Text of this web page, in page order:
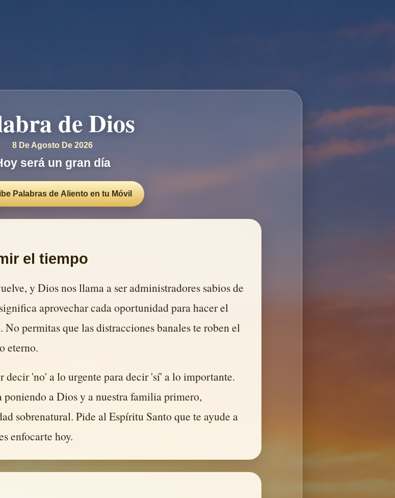
de Dios
8 De Agosto De 2026
será un gran día
Palabras de Aliento en tu Móvil
el tiempo
y Dios nos llama a ser administradores sabios de
aprovechar cada oportunidad para hacer el
permitas que las distracciones banales te roben el
eterno.
'no' a lo urgente para decir 'sí' a lo importante.
poniendo a Dios y a nuestra familia primero,
sobrenatural. Pide al Espíritu Santo que te ayude a
enfocarte hoy.